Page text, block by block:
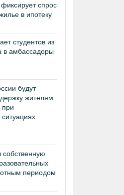
спрос
в ипотеку
студентов из
в амбассадоры
будут
жителям
при
собственную
периодом